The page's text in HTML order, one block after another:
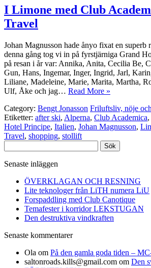
I Limone med Club
Travel
Johan Magnusson hade ånyo fixat en superb
denna gång tog vi in på fyrstjärniga Grand
på resan i år var: Annika, Anita, Cecilia Be,
Gun, Hans, Ingemar, Inger, Ingrid, Jarl,
Liliane, Madeleine, Marie, Marita, Martha,
Ulf, Åke och jag… Read More »
Category: Bengt Jonasson Friluftsliv, nöje
Etiketter: after ski, Alperna, Club Academica,
Hotel Principe, Italien, Johan Magnusson,
Travel, shopping, stollift
efter:
Senaste inläggen
ÖVERKLAGAN OCH RESNING
Lite teknologer från LiTH numera LiU
Forspaddling med Club Canotique
Temafester i korridor LEKSTUGAN
Den destruktiva vindkraften
Senaste kommentarer
Ola om På den gamla goda tiden –
saltonroads.kills@gmail.com om Den